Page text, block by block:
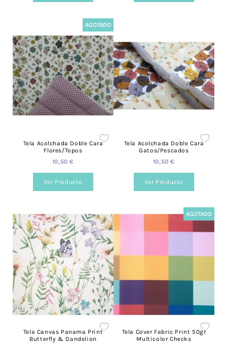
Tela Acolchada Doble Cara
Flores/Topos
AGOTADO
10,50 €
Ver Producto
Tela Acolchada Doble Cara
Gatos/Pescados
10,50 €
Ver Producto
Tela Canvas Panama Print
Butterfly & Dandelion
Tela Cover Fabric Print 50gr
Multicolor Checks
AGOTADO